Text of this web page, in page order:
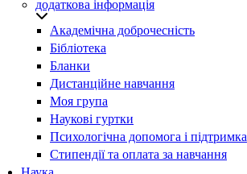
додаткова інформація
Академічна доброчесність
Бібліотека
Бланки
Дистанційне навчання
Моя група
Наукові гуртки
Психологічна допомога і підтримка
Стипендії та оплата за навчання